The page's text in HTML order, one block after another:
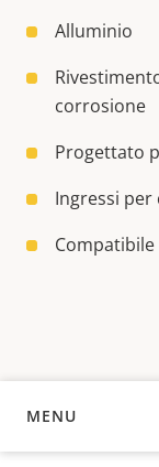
Alluminio
corrosione
Progettato
Ingressi per
Compatibile
MENU
PANORAMICA